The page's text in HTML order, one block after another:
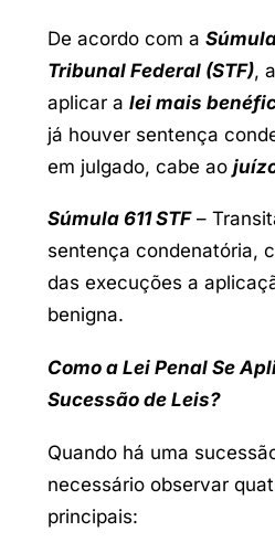
De acordo com a
Tribunal Federal (STF),
aplicar a lei mais
já houver sentença
em julgado, cabe ao
Súmula 611 STF–
sentença condenatória,
das execuções a
benigna.
Como a Lei Penal Se
Sucessão de Leis?
Quando há uma
necessário observar
principais: